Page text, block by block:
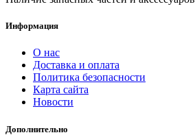
Информация
О нас
Доставка и оплата
Политика безопасности
Карта сайта
Новости
Дополнительно